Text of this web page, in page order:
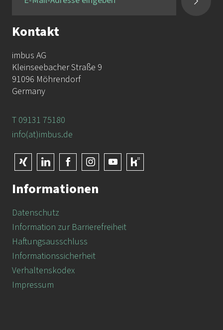
Kontakt
imbus AG
Kleinseebacher Straße 9
91096 Möhrendorf
Germany
T 09131 75180
info(at)imbus.de
Informationen
Datenschutz
Information zur Barrierefreiheit
Haftungsausschluss
Informationssicherheit
Verhaltenskodex
Impressum